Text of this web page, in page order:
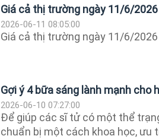
Giá cả thị trường ngày 11/6/2026
2026-06-11 08:05:00
Giá cả thị trường ngày 11/6/2026
Gợi ý 4 bữa sáng lành mạnh
2026-06-10 07:27:00
Để giúp các sĩ tử có một thể
chuẩn bị một cách khoa học, ưu